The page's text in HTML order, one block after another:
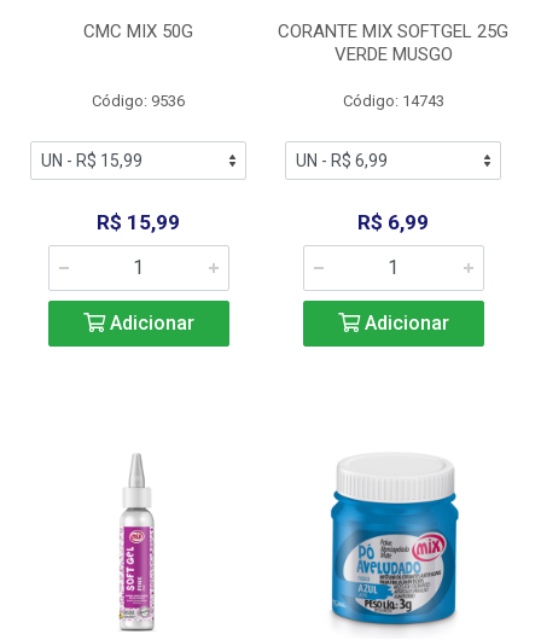
CMC MIX 50G
Código: 9536
R$ 15,99
Adicionar
CORANTE MIX SOFTGEL 25G
VERDE MUSGO
Código: 14743
R$ 6,99
Adicionar